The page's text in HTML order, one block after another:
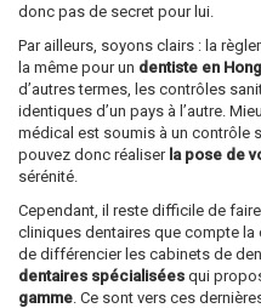
donc pas de secret pour lui.
Par ailleurs, soyons clairs : la
la même pour un dentiste en
d’autres termes, les contrôles
identiques d’un pays à l’autre.
médical est soumis à un contrôle
pouvez donc réaliser la pose de
sérénité.
Cependant, il reste difficile de
cliniques dentaires que compte
de différencier les cabinets de
dentaires spécialisées qui
gamme . Ce sont vers ces